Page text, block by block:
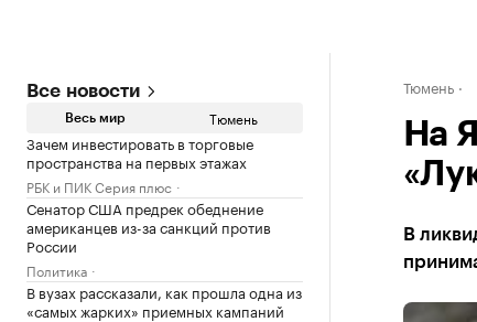
Все новости
Весь мир Тюмень
Зачем инвестировать в торговые
пространства на первых этажах
РБК и ПИК Серия плюс
Сенатор США предрек обеднение
американцев из-за санкций против
России
Политика
В вузах рассказали, как прошла одна из
«самых жарких» приемных кампаний
Тюмень
На
В